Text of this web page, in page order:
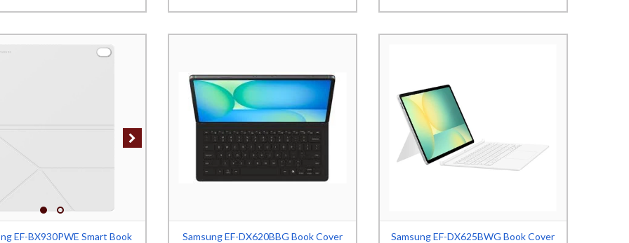
EF-BX930PWE Smart Book
Samsung EF-DX620BBG Book Cover
Samsung EF-DX625BWG Book Cover